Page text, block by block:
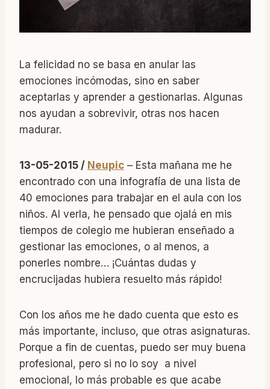
La felicidad no se basa en anular las
emociones incómodas, sino en saber
aceptarlas y aprender a gestionarlas. Algunas
nos ayudan a sobrevivir, otras nos hacen
madurar.
13-05-2015 / Neupic – Esta mañana me he
encontrado con una infografía de una lista de
40 emociones para trabajar en el aula con los
niños. Al verla, he pensado que ojalá en mis
tiempos de colegio me hubieran enseñado a
gestionar las emociones, o al menos, a
ponerles nombre… ¡Cuántas dudas y
encrucijadas hubiera resuelto más rápido!
Con los años me he dado cuenta que esto es
más importante, incluso, que otras asignaturas.
Porque a fin de cuentas, puedo ser muy buena
profesional, pero si no lo soy a nivel
emocional, lo más probable es que acabe